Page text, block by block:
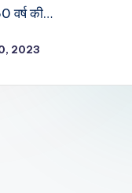
वर्ष की…
2023